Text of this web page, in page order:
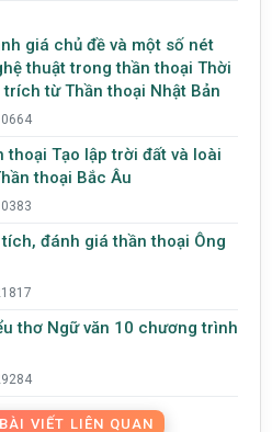
giá chủ đề và một số nét
thuật trong thần thoại Thời
từ Thần thoại Nhật Bản
thoại Tạo lập trời đất và loài
thoại Bắc Âu
đánh giá thần thoại Ông
thơ Ngữ văn 10 chương trình
VIẾT LIÊN QUAN